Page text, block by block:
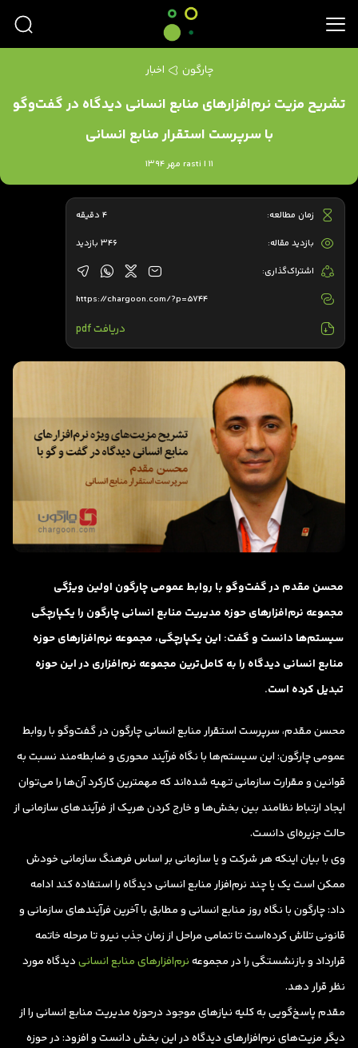
چارگون اخبار
تشریح مزیت‌ نرم‌افزارهای منابع انسانی دیدگاه در گفت‌و‌گو
با سرپرست استقرار منابع انسانی
rasti | 11 مهر 1394
محسن مقدم در گفت‌و‌گو با روابط عمومی چارگون اولین ویژگی
مجموعه نرم‌افزارهای حوزه مدیریت منابع انسانی چارگون را یکپارچگی
سیستم‌ها دانست و گفت: این یکپارچگی، مجموعه نرم‌افزارهای حوزه
منابع انسانی دیدگاه را به کامل‌ترین مجموعه نرم‌افزاری در این حوزه
تبدیل کرده است.
محسن مقدم، سرپرست استقرار منابع انسانی چارگون در گفت‌و‌گو با روابط
عمومی چارگون: این سیستم‌ها با نگاه فرآیند محوری و ضابطه‌مند نسبت به
قوانین و مقرارت سازمانی تهیه شده‌اند که مهمترین کارکرد آن‌ها را می‌توان
ایجاد ارتباط نظامند بین بخش‌ها و خارج کردن هریک از فرآیندهای سازمانی از
حالت جزیره‌ای دانست.
وی با بیان اینکه هر شرکت و یا سازمانی بر اساس فرهنگ سازمانی خودش
ممکن است یک یا چند نرم‌افزار منابع انسانی دیدگاه را استفاده کند ادامه
داد: چارگون با نگاه روز منابع انسانی و مطابق با آخرین فرآیندهای سازمانی و
قانونی تلاش کرده‌است تا تمامی مراحل از زمان جذب نیرو تا مرحله خاتمه
قرارداد و بازنشستگی را در مجموعهنرم‌افزارهای منابع انسانیدیدگاه مورد
نظر قرار دهد.
مقدم پاسخ‌گویی به کلیه نیازهای موجود درحوزه مدیریت منابع انسانی را از
دیگر مزیت‌های نرم‌افزارهای دیدگاه در این بخش دانست و افزود: در حوزه
زمان مطالعه: 4 دقیقه
بازدید مقاله: 346 بازدید
اشتراک‌گذاری:
https://chargoon.com/?p=5744
دریافت pdf